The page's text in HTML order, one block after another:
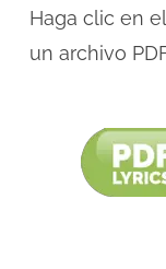
Haga clic en
un archivo